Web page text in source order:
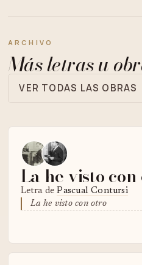
ARCHIVO
Más letras u
VER TODAS LAS OBRAS
La he visto
Letra dePascual Contursi
La he visto con otro